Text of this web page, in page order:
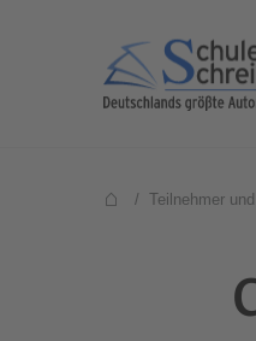
/ Teilnehmer